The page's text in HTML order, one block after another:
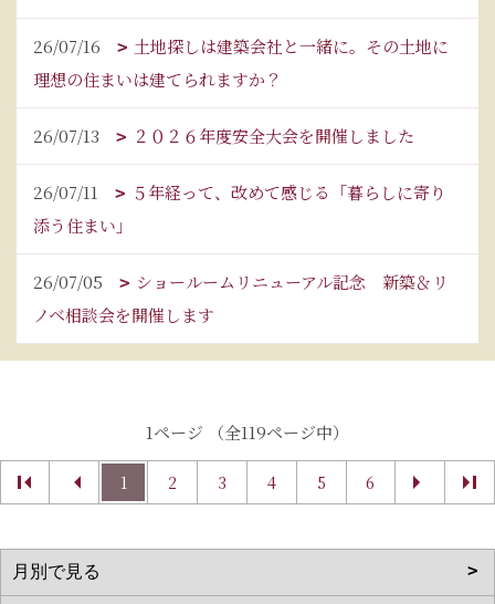
26/07/16
土地探しは建築会社と一緒に。その土地に
理想の住まいは建てられますか？
26/07/13 ２０２６年度安全大会を開催しました
26/07/11
５年経って、改めて感じる「暮らしに寄り
添う住まい」
26/07/05
ショールームリニューアル記念 新築＆リ
ノベ相談会を開催します
1ページ （全119ページ中）
1 2 3 4 5 6